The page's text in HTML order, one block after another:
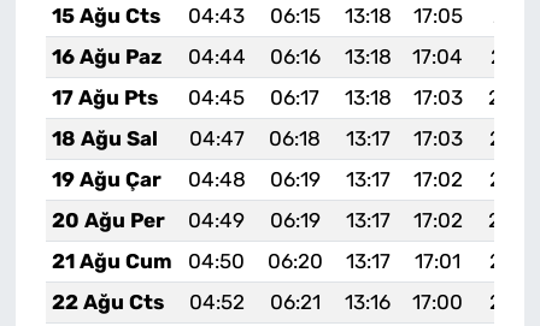
15 Ağu Cts
04:43 06:15 13:18 17:05
20:11
16 Ağu Paz
04:44 06:16 13:18 17:04
17 Ağu Pts
04:45 06:17 13:18 17:03
18 Ağu Sal
04:47 06:18 13:17 17:03
19 Ağu Çar
04:48 06:19 13:17 17:02
20 Ağu Per
04:49 06:19 13:17 17:02
21 Ağu Cum
04:50 06:20 13:17 17:01
22 Ağu Cts
04:52 06:21 13:16 17:00